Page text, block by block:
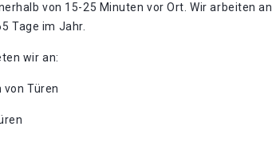
von 15-25 Minuten vor Ort. Wir arbeiten an
Tage im Jahr.
wir an:
Türen